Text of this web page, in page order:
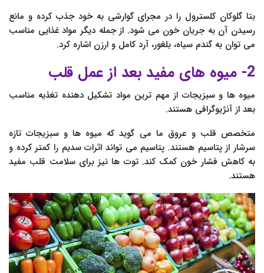
بتا گلوکان کلسترول را در مجرای گوارشی به خود جذب کرده و مانع
رسیدن آن به جریان خون می شود. از جمله دیگر مواد غذایی مناسب
می توان به گندم سیاه، بلغور، آرد کامل و ارزن اشاره کرد.
2- میوه های مفید بعد از عمل قلب
میوه ها و سبزیجات از مهم ترین مواد تشکیل دهنده تغذیه مناسب
بعد از آنژیوگرافی هستند.
متخصص قلب و عروق ما می گوید که میوه ها و سبزیجات تازه
سرشار از پتاسیم هستند. پتاسیم می تواند اثرات سدیم را کمتر کرده و
به کاهش فشار خون کمک کند. توت ها نیز برای سلامت قلب مفید
هستند.